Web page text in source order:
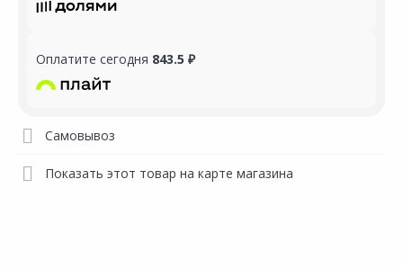
Оплатите сегодня 843.5 ₽
Самовывоз
Показать этот товар на карте магазина